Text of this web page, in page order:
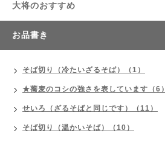
大将のおすすめ
お品書き
そば切り（冷たいざるそば）（1）
★蕎麦のコシの強さを表しています（6）
せいろ（ざるそばと同じです）（11）
そば切り（温かいそば）（10）